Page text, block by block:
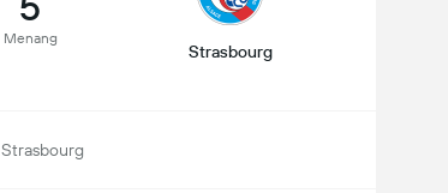
Menang
Strasbourg
Strasbourg